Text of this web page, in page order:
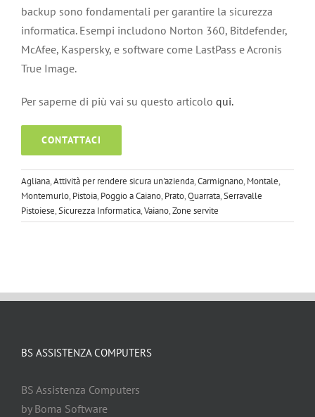
backup sono fondamentali per garantire la sicurezza
informatica. Esempi includono Norton 360, Bitdefender,
McAfee, Kaspersky, e software come LastPass e Acronis
True Image.
Per saperne di più vai su questo articolo qui.
CONTATTACI
Agliana,Attività per rendere sicura un'azienda,Carmignano, Montale,
Montemurlo, Pistoia, Poggio a Caiano, Prato,Quarrata,Serravalle
Pistoiese,Sicurezza Informatica,Vaiano,Zone servite
BS ASSISTENZA COMPUTERS
BS Assistenza Computers
by Boma Software